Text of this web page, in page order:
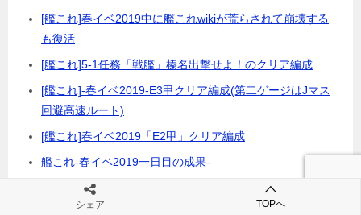
[艦これ]春イベ2019中に艦これwikiが荒らされて崩壊する
も復活
[艦これ]5-1任務「戦艦」榛名出撃せよ！のクリア編成
[艦これ]-春イベ2019-E3甲クリア編成(第二ゲージはJマス
回避高速ルート)
[艦これ]春イベ2019「E2甲」クリア編成
艦これ-春イベ2019一日目の成果-
[艦これ]春イベ2019始まりますね
シェア TOPへ